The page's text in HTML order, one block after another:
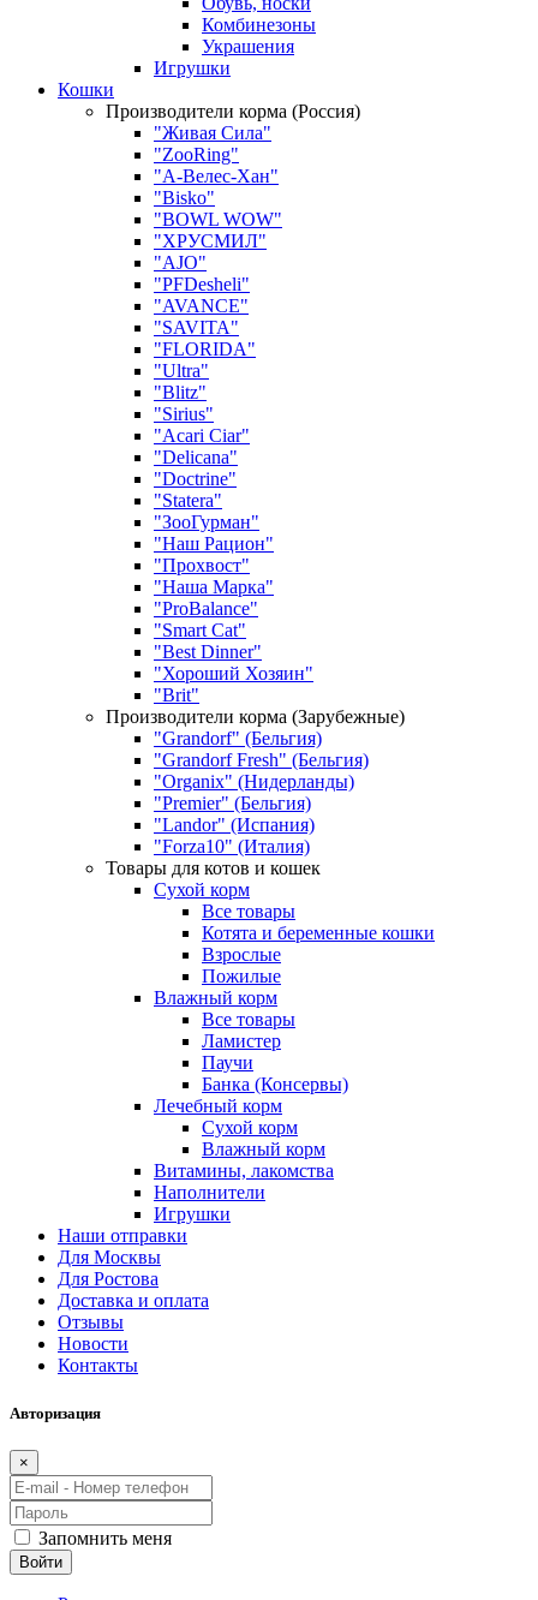
Комбинезоны
Украшения
Игрушки
Кошки
Производители корма (Россия)
"Живая Сила"
"ZooRing"
"А-Велес-Хан"
"Bisko"
"BOWL WOW"
"ХРУСМИЛ"
"AJO"
"PFDesheli"
"AVANCE"
"SAVITA"
"FLORIDA"
"Ultra"
"Blitz"
"Sirius"
"Acari Ciar"
"Delicana"
"Doctrine"
"Statera"
"ЗооГурман"
"Наш Рацион"
"Прохвост"
"Наша Марка"
"ProBalance"
"Smart Cat"
"Best Dinner"
"Хороший Хозяин"
"Brit"
Производители корма (Зарубежные)
"Grandorf" (Бельгия)
"Grandorf Fresh" (Бельгия)
"Organix" (Нидерланды)
"Premier" (Бельгия)
"Landor" (Испания)
"Forza10" (Италия)
Товары для котов и кошек
Сухой корм
Все товары
Котята и беременные кошки
Взрослые
Пожилые
Влажный корм
Все товары
Ламистер
Паучи
Банка (Консервы)
Лечебный корм
Сухой корм
Влажный корм
Витамины, лакомства
Наполнители
Игрушки
Наши отправки
Для Москвы
Для Ростова
Доставка и оплата
Отзывы
Новости
Контакты
Авторизация
×
Запомнить меня
Войти